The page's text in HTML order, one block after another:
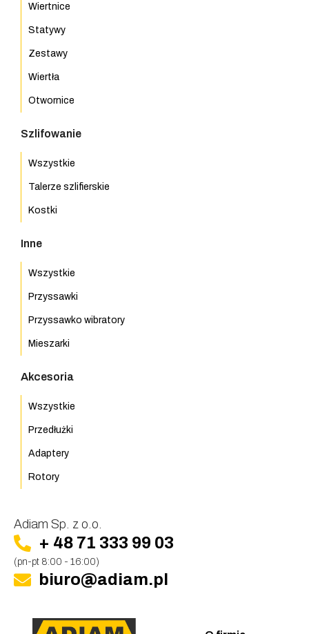
Wiertnice
Statywy
Zestawy
Wiertła
Otwornice
Szlifowanie
Wszystkie
Talerze szlifierskie
Kostki
Inne
Wszystkie
Przyssawki
Przyssawko wibratory
Mieszarki
Akcesoria
Wszystkie
Przedłużki
Adaptery
Rotory
Adiam Sp. z o.o.
+ 48 71 333 99 03
(pn-pt 8:00 - 16:00)
biuro@adiam.pl